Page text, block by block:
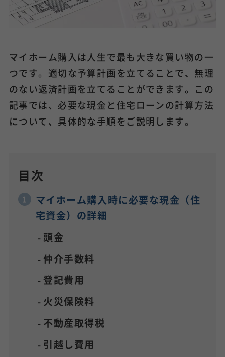
マイホーム購入は人生で最も大きな買い物の一
つです。適切な予算計画を立てることで、無理
のない返済計画を立てることができます。この
記事では、必要な現金と住宅ローンの計算方法
について、具体的な手順をご説明します。
目次
マイホーム購入時に必要な現金（住
宅資金）の詳細
頭金
仲介手数料
登記費用
火災保険料
不動産取得税
引越し費用